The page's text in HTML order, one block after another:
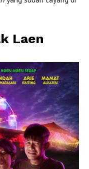
Laen